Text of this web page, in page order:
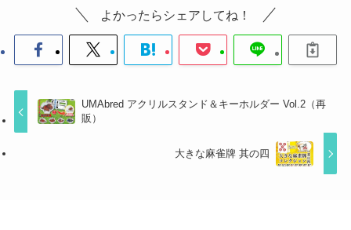
よかったらシェアしてね！
UMAbred アクリルスタンド＆キーホルダー Vol.2（再
販）
大きな麻雀牌 其の四